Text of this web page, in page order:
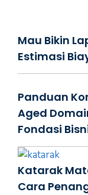
Mau Bikin
Estimasi
Panduan
Aged
Fondasi
Katarak
Cara